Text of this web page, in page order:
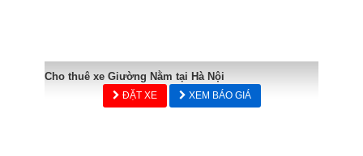
Cho thuê xe Giường Nằm tại Hà Nội
ĐẶT XE XEM BÁO GIÁ